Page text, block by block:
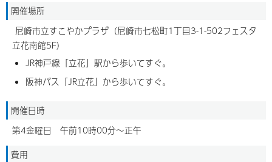
開催場所
尼崎市立すこやかプラザ（尼崎市七松町1丁目3-1-502フェスタ
立花南館5F）
JR神戸線「立花」駅から歩いてすぐ。
阪神バス「JR立花」から歩いてすぐ。
開催日時
第4金曜日 午前10時00分～正午
費用